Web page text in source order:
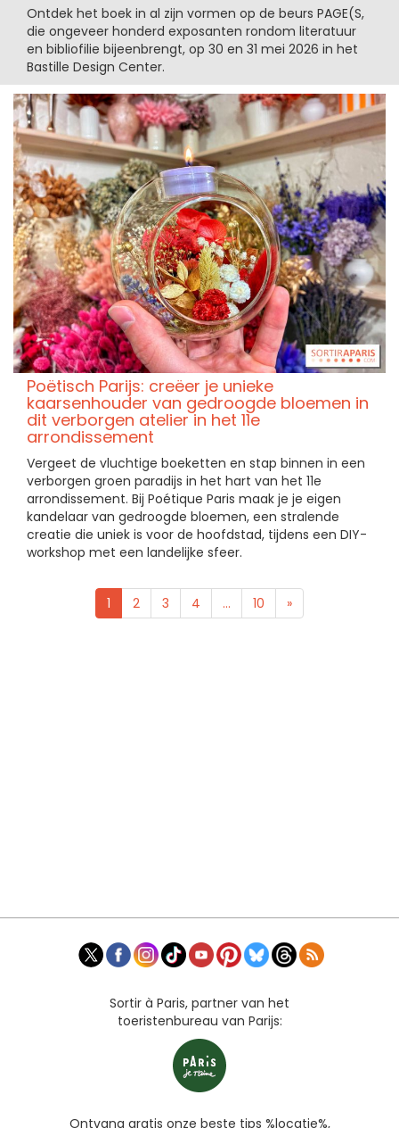
Ontdek het boek in al zijn vormen op de beurs PAGE(S,
die ongeveer honderd exposanten rondom literatuur
en bibliofilie bijeenbrengt, op 30 en 31 mei 2026 in het
Bastille Design Center.
Poëtisch Parijs: creëer je unieke
kaarsenhouder van gedroogde bloemen in
dit verborgen atelier in het 11e
arrondissement
Vergeet de vluchtige boeketten en stap binnen in een
verborgen groen paradijs in het hart van het 11e
arrondissement. Bij Poétique Paris maak je je eigen
kandelaar van gedroogde bloemen, een stralende
creatie die uniek is voor de hoofdstad, tijdens een DIY-
workshop met een landelijke sfeer.
1 2 3 4 ... 10 »
Sortir à Paris, partner van het
toeristenbureau van Parijs:
Ontvang gratis onze beste tips %locatie%,